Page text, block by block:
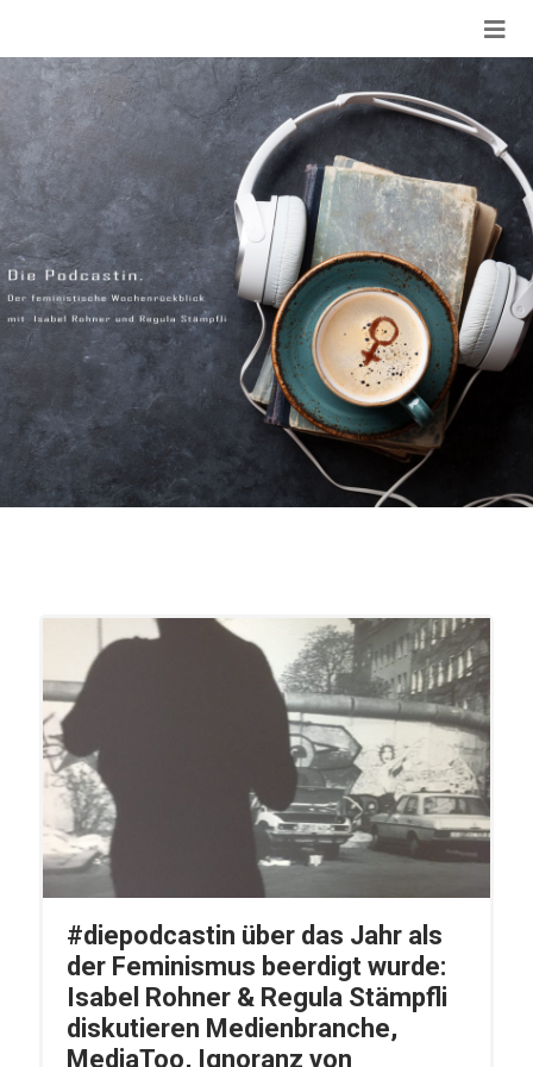
#diepodcastin über das Jahr als
der Feminismus beerdigt wurde:
Isabel Rohner & Regula Stämpfli
diskutieren Medienbranche,
MediaToo, Ignoranz von